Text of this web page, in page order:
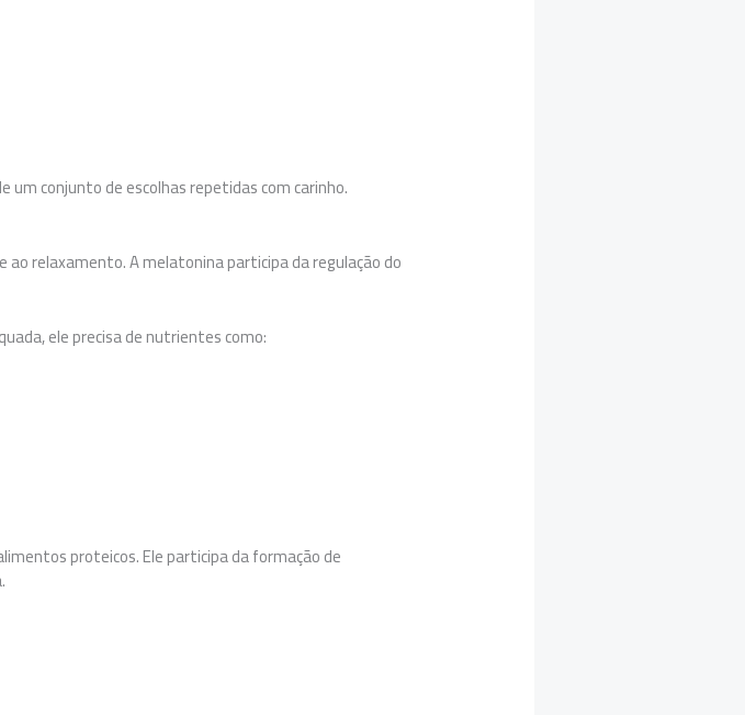
um conjunto de escolhas repetidas com carinho.
relaxamento. A melatonina participa da regulação do
ele precisa de nutrientes como:
proteicos. Ele participa da formação de